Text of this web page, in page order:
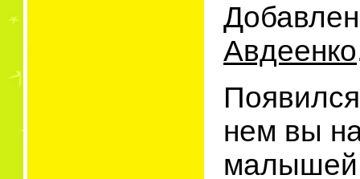
Авдеенко
нем вы